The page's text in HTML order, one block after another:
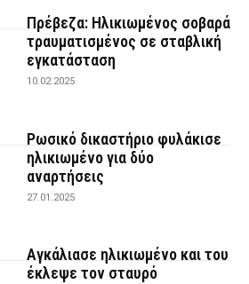
Πρέβεζα: Ηλικιωμένος σοβαρά
τραυματισμένος σε σταβλική
εγκατάσταση
10.02.2025
Ρωσικό δικαστήριο φυλάκισε
ηλικιωμένο για δύο
αναρτήσεις
27.01.2025
Αγκάλιασε ηλικιωμένο και του
έκλεψε τον σταυρό